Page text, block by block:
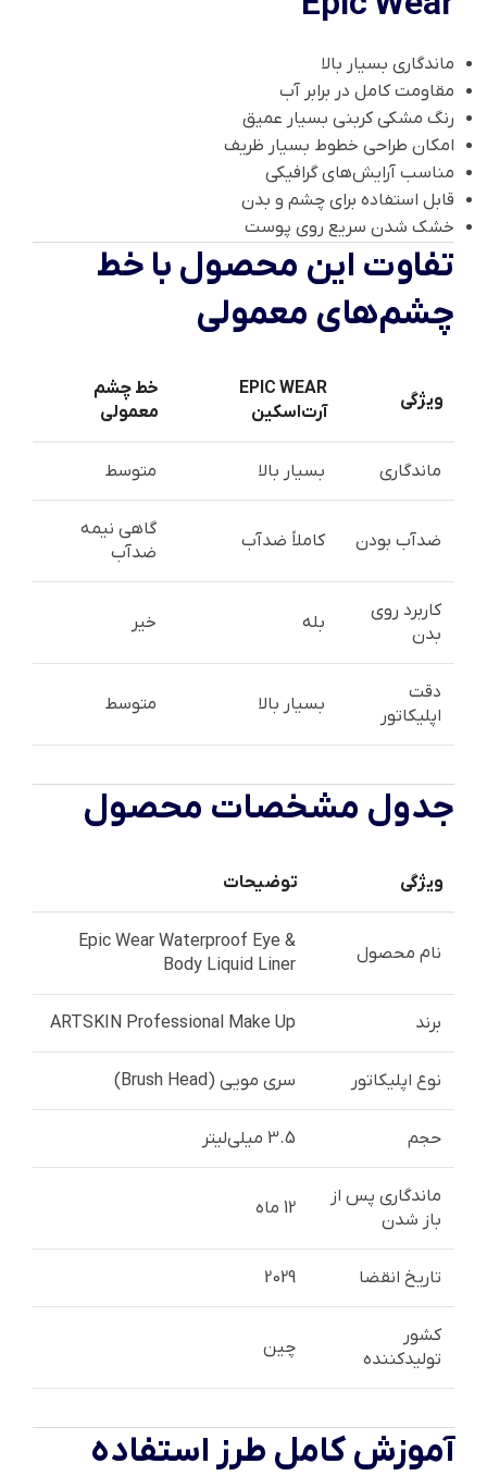
ماندگاری بسیار بالا
مقاومت کامل در برابر آب
رنگ مشکی کربنی بسیار عمیق
امکان طراحی خطوط بسیار ظریف
مناسب آرایش‌های گرافیکی
قابل استفاده برای چشم و بدن
خشک شدن سریع روی پوست
تفاوت این محصول با خط
چشم‌های معمولی
ویژگی
EPIC WEAR
آرت‌اسکین
خط چشم
معمولی
ماندگاری بسیار بالا متوسط
ضدآب بودن کاملاً ضدآب
گاهی نیمه
ضدآب
کاربرد روی
بدن
بله خیر
دقت
اپلیکاتور
بسیار بالا متوسط
جدول مشخصات محصول
ویژگی توضیحات
نام محصول
Epic Wear Waterproof Eye &
Body Liquid Liner
برند ARTSKIN Professional Make Up
نوع اپلیکاتور سری مویی (Brush Head)
حجم 3.5 میلی‌لیتر
ماندگاری پس از
باز شدن
12 ماه
تاریخ انقضا 2029
کشور
تولیدکننده
چین
آموزش کامل طرز استفاده